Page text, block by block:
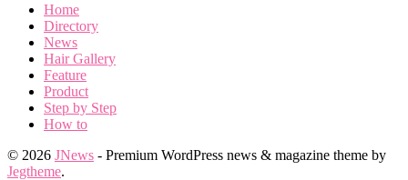
Home
Directory
News
Hair Gallery
Feature
Product
Step by Step
How to
© 2026 JNews - Premium WordPress news & magazine theme by
Jegtheme.